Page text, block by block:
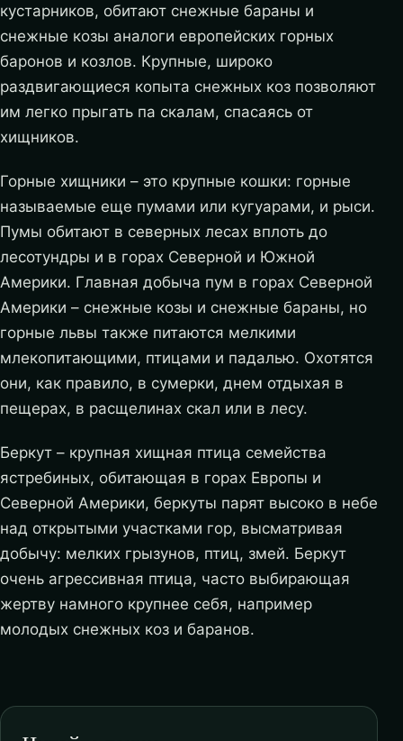
кустарников, обитают снежные бараны и
снежные козы аналоги европейских горных
баронов и козлов. Крупные, широко
раздвигающиеся копыта снежных коз позволяют
им легко прыгать па скалам, спасаясь от
хищников.
Горные хищники – это крупные кошки: горные
называемые еще пумами или кугуарами, и рыси.
Пумы обитают в северных лесах вплоть до
лесотундры и в горах Северной и Южной
Америки. Главная добыча пум в горах Северной
Америки – снежные козы и снежные бараны, но
горные львы также питаются мелкими
млекопитающими, птицами и падалью. Охотятся
они, как правило, в сумерки, днем отдыхая в
пещерах, в расщелинах скал или в лесу.
Беркут – крупная хищная птица семейства
ястребиных, обитающая в горах Европы и
Северной Америки, беркуты парят высоко в небе
над открытыми участками гор, высматривая
добычу: мелких грызунов, птиц, змей. Беркут
очень агрессивная птица, часто выбирающая
жертву намного крупнее себя, например
молодых снежных коз и баранов.